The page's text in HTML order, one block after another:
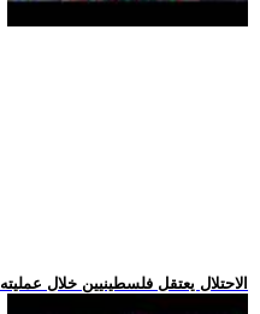
.. الاحتلال يعتقل فلسطينيين خلال